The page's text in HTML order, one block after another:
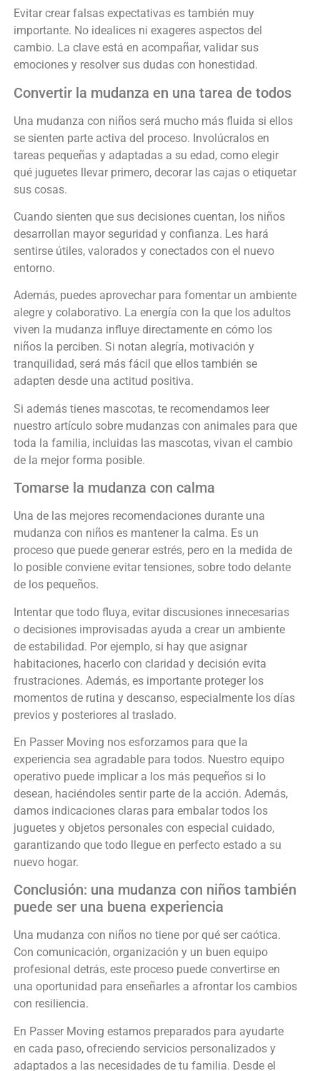
Evitar crear falsas expectativas es también muy
importante. No idealices ni exageres aspectos del
cambio. La clave está en acompañar, validar sus
emociones y resolver sus dudas con honestidad.
Convertir la mudanza en una tarea de todos
Una mudanza con niños será mucho más fluida si ellos
se sienten parte activa del proceso. Involúcralos en
tareas pequeñas y adaptadas a su edad, como elegir
qué juguetes llevar primero, decorar las cajas o etiquetar
sus cosas.
Cuando sienten que sus decisiones cuentan, los niños
desarrollan mayor seguridad y confianza. Les hará
sentirse útiles, valorados y conectados con el nuevo
entorno.
Además, puedes aprovechar para fomentar un ambiente
alegre y colaborativo. La energía con la que los adultos
viven la mudanza influye directamente en cómo los
niños la perciben. Si notan alegría, motivación y
tranquilidad, será más fácil que ellos también se
adapten desde una actitud positiva.
Si además tienes mascotas, te recomendamos leer
nuestro artículo sobre mudanzas con animales para que
toda la familia, incluidas las mascotas, vivan el cambio
de la mejor forma posible.
Tomarse la mudanza con calma
Una de las mejores recomendaciones durante una
mudanza con niños es mantener la calma. Es un
proceso que puede generar estrés, pero en la medida de
lo posible conviene evitar tensiones, sobre todo delante
de los pequeños.
Intentar que todo fluya, evitar discusiones innecesarias
o decisiones improvisadas ayuda a crear un ambiente
de estabilidad. Por ejemplo, si hay que asignar
habitaciones, hacerlo con claridad y decisión evita
frustraciones. Además, es importante proteger los
momentos de rutina y descanso, especialmente los días
previos y posteriores al traslado.
En Passer Moving nos esforzamos para que la
experiencia sea agradable para todos. Nuestro equipo
operativo puede implicar a los más pequeños si lo
desean, haciéndoles sentir parte de la acción. Además,
damos indicaciones claras para embalar todos los
juguetes y objetos personales con especial cuidado,
garantizando que todo llegue en perfecto estado a su
nuevo hogar.
Conclusión: una mudanza con niños también
puede ser una buena experiencia
Una mudanza con niños no tiene por qué ser caótica.
Con comunicación, organización y un buen equipo
profesional detrás, este proceso puede convertirse en
una oportunidad para enseñarles a afrontar los cambios
con resiliencia.
En Passer Moving estamos preparados para ayudarte
en cada paso, ofreciendo servicios personalizados y
adaptados a las necesidades de tu familia. Desde el